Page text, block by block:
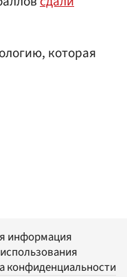
которая
информация
конфиденциальности